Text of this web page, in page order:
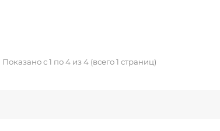
Показано с 1 по 4 из 4 (всего 1 страниц)